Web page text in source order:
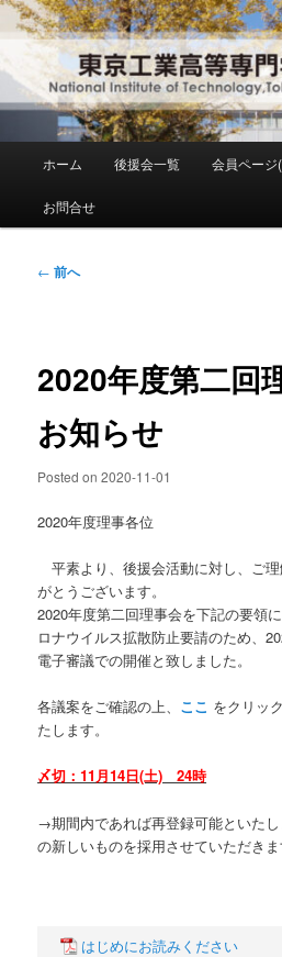
メ
イ
ン
コ
ン
東京工業高等専門
National Institute of Technology ,Tokyo
メ
ホーム 後援会一覧 会員ページ
お問合せ
投
ー
ョ
ン
← 前へ
2020年度第二回
お知らせ
Posted on2020-11-01
2020年度理事各位
平素より、後援会活動に対し、ご
がとうございます。
2020年度第二回理事会を下記の要領
ロナウイルス拡散防止要請のため、
電子審議での開催と致しました。
各議案をご確認の上、 ここ をクリッ
たします。
〆切：11月14日(土) 24時
→期間内であれば再登録可能といた
の新しいものを採用させていただきま
はじめにお読みください